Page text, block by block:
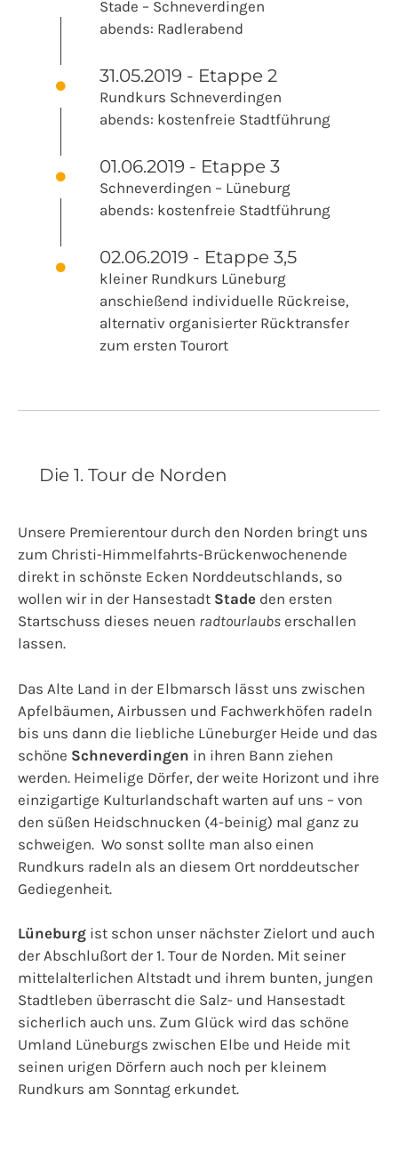
Stade – Schneverdingen
abends: Radlerabend
31.05.2019 - Etappe 2
Rundkurs Schneverdingen
abends: kostenfreie Stadtführung
01.06.2019 - Etappe 3
Schneverdingen – Lüneburg
abends: kostenfreie Stadtführung
02.06.2019 - Etappe 3,5
kleiner Rundkurs Lüneburg
anschießend individuelle Rückreise,
alternativ organisierter Rücktransfer
zum ersten Tourort
Die 1. Tour de Norden
Unsere Premierentour durch den Norden bringt uns
zum Christi-Himmelfahrts-Brückenwochenende
direkt in schönste Ecken Norddeutschlands, so
wollen wir in der Hansestadt Stade den ersten
Startschuss dieses neuen radtourlaubs erschallen
lassen.
Das Alte Land in der Elbmarsch lässt uns zwischen
Apfelbäumen, Airbussen und Fachwerkhöfen radeln
bis uns dann die liebliche Lüneburger Heide und das
schöne Schneverdingen in ihren Bann ziehen
werden. Heimelige Dörfer, der weite Horizont und ihre
einzigartige Kulturlandschaft warten auf uns – von
den süßen Heidschnucken (4-beinig) mal ganz zu
schweigen. Wo sonst sollte man also einen
Rundkurs radeln als an diesem Ort norddeutscher
Gediegenheit.
Lüneburg ist schon unser nächster Zielort und auch
der Abschlußort der 1. Tour de Norden. Mit seiner
mittelalterlichen Altstadt und ihrem bunten, jungen
Stadtleben überrascht die Salz- und Hansestadt
sicherlich auch uns. Zum Glück wird das schöne
Umland Lüneburgs zwischen Elbe und Heide mit
seinen urigen Dörfern auch noch per kleinem
Rundkurs am Sonntag erkundet.